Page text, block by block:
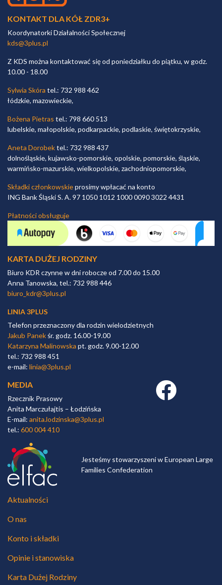
KONTAKT DLA KÓŁ ZDR3+
Koordynatorki Działalności Społecznej
kds@3plus.pl
Z KDS można kontaktować się od poniedziałku do piątku, w godz.
10.00 - 18.00
Sylwia Skóra tel.: 732 988 462
łódzkie, mazowieckie,
Bożena Pietras tel.: 798 660 513
lubelskie, małopolskie, podkarpackie, podlaskie, świętokrzyskie,
Aneta Dorobektel.: 732 988 437
dolnośląskie, kujawsko-pomorskie, opolskie, pomorskie, śląskie,
warmińsko-mazurskie, wielkopolskie, zachodniopomorskie,
Składki członkowskieprosimy wpłacać na konto
ING Bank Śląski S. A. 97 1050 1012 1000 0090 3022 4431
Płatności obsługuje
KARTA DUŻEJ RODZINY
Biuro KDR czynne w dni robocze od 7.00 do 15.00
Anna Tanowska, tel.: 732 988 446
biuro_kdr@3plus.pl
LINIA 3PLUS
Telefon przeznaczony dla rodzin wielodzietnych
Jakub Panekśr. godz. 16.00-19.00
Katarzyna Malinowska pt. godz. 9.00-12.00
tel.: 732 988 451
e-mail: linia@3plus.pl
MEDIA
Rzecznik Prasowy
Anita Marczułajtis – Łodzińska
E-mail: anita.lodzinska@3plus.pl
tel.: 600 004 410
Facebook link
Jesteśmy stowarzyszeni w European Large
Families Confederation
Aktualności
O nas
Konto i składki
Opinie i stanowiska
Karta Dużej Rodziny